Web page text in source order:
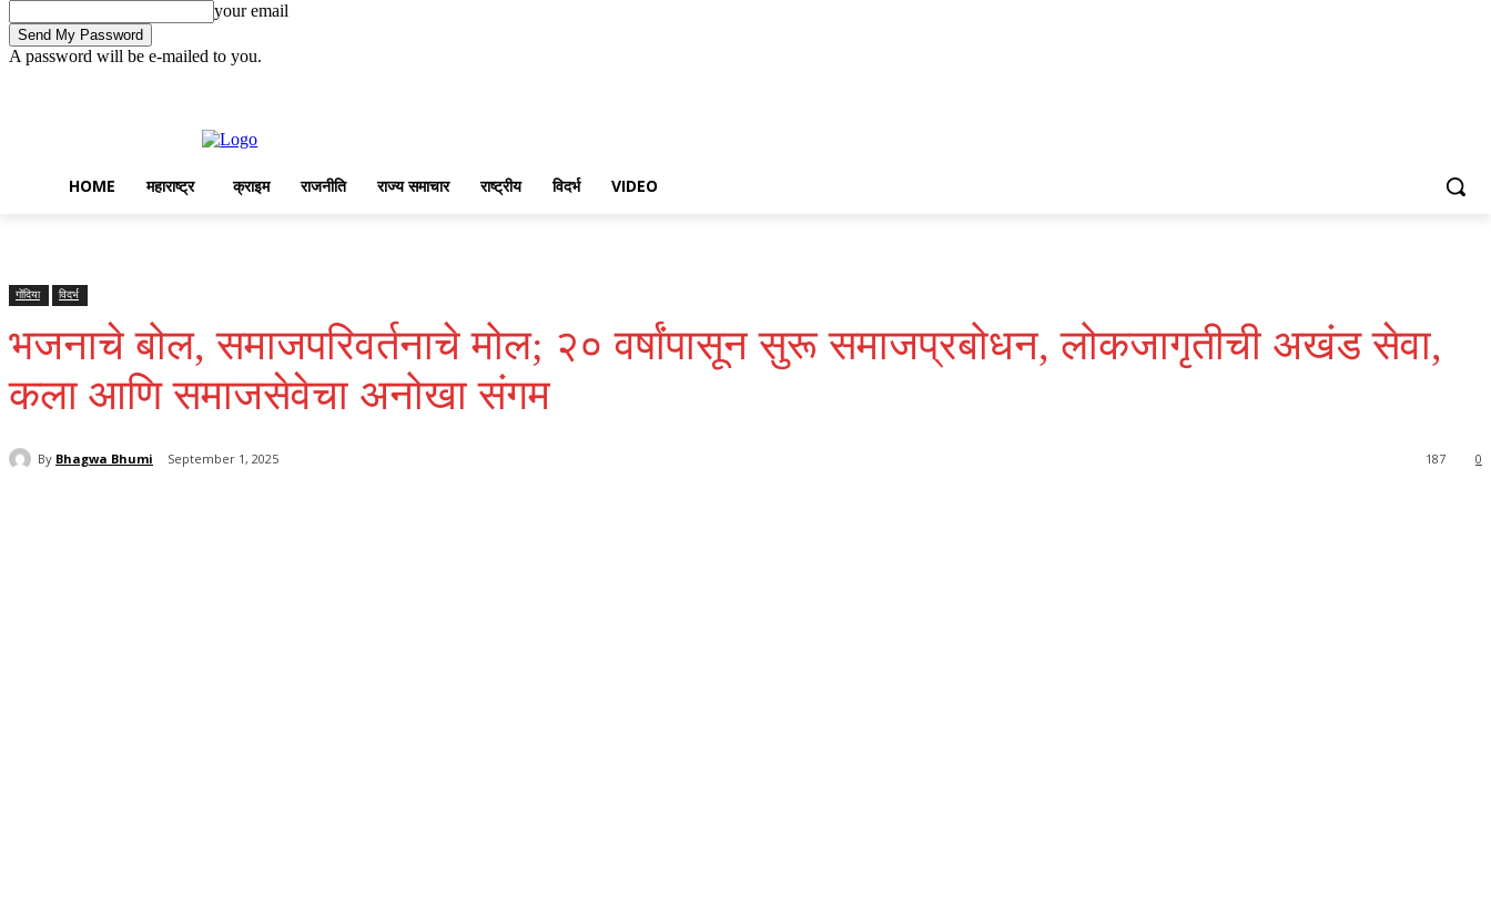
your email
A password will be e-mailed to you.
HOME महाराष्ट्र क्राइम राजनीति राज्य समाचार राष्ट्रीय विदर्भ VIDEO
गोंदिया विदर्भ
भजनाचे बोल, समाजपरिवर्तनाचे मोल; २० वर्षांपासून सुरू समाजप्रबोधन, लोकजागृतीची अखंड सेवा,
कला आणि समाजसेवेचा अनोखा संगम ‌ ‌
By Bhagwa Bhumi September 1, 2025 0
187